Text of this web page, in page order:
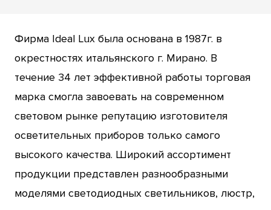
Фирма Ideal Lux была основана в 1987г. в
окрестностях итальянского г. Мирано. В
течение 34 лет эффективной работы торговая
марка смогла завоевать на современном
световом рынке репутацию изготовителя
осветительных приборов только самого
высокого качества. Широкий ассортимент
продукции представлен разнообразными
моделями светодиодных светильников, люстр,